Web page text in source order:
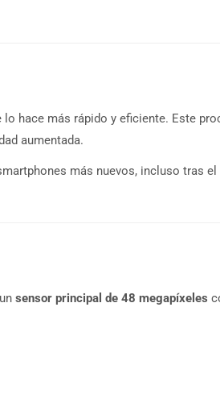
hace más rápido y eficiente. Este
aumentada.
más nuevos, incluso tras
sensor principal de 48 megapíxeles